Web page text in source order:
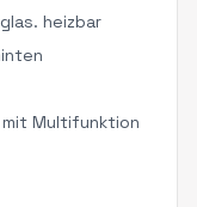
heizbar
Multifunktion